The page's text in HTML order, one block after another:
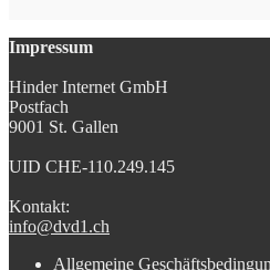
Impressum
Hinder Internet GmbH
Postfach
9001 St. Gallen
UID CHE-110.249.145
Kontakt:
info@dvd1.ch
Allgemeine